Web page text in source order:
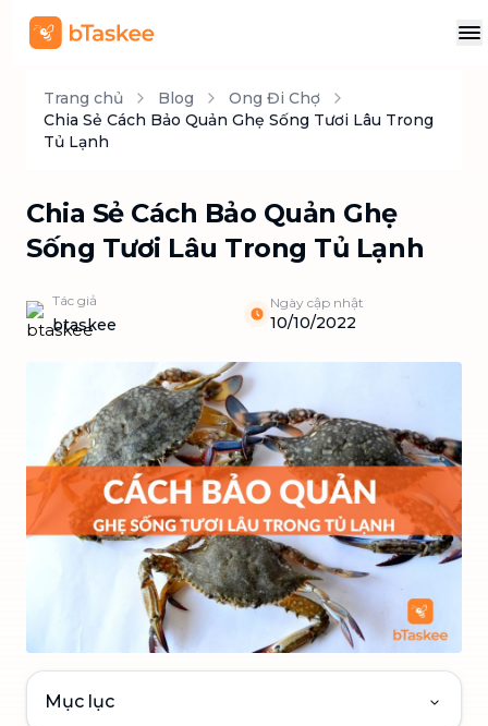
Trang chủ Blog
Ong Đi Chợ
Chia Sẻ Cách Bảo Quản Ghẹ Sống Tươi Lâu Trong
Tủ Lạnh
Chia Sẻ Cách Bảo Quản Ghẹ
Sống Tươi Lâu Trong Tủ Lạnh
Tác giả
btaskee
Ngày cập nhật
10/10/2022
Mục lục